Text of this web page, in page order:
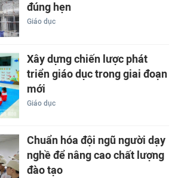
đúng hẹn
Giáo dục
Xây dựng chiến lược phát
triển giáo dục trong giai đoạn
mới
Giáo dục
Chuẩn hóa đội ngũ người dạy
nghề để nâng cao chất lượng
đào tạo